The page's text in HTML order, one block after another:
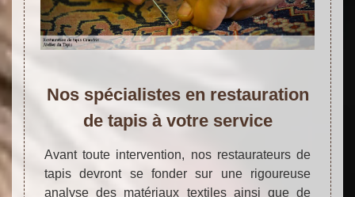
Nos spécialistes en restauration
de tapis à votre service
Avant toute intervention, nos restaurateurs de
tapis devront se fonder sur une rigoureuse
analyse des matériaux textiles ainsi que de